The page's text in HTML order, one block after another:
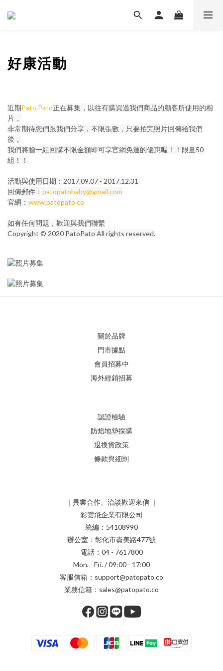
好康活動
近期Pato.Pato正在募集，以往有購買過我們商品的顧客所使用的相
片，
非常期待您們跟我們分享，不限張數，只要拍完照片回傳給我們
後，
我們將贈一組回購不限金額即可享官網免運的優惠喔！！限量50
組！！
活動與使用日期：2017.09.07 - 2017.12.31
回傳郵件： patopatobaby@gmail.com
官網： www.patopato.co
如有任何問題，歡迎與我們聯繫
Copyright © 2020 PatoPato All rights reserved.
關於品牌
門市據點
會員招募中
海外經銷招募
認證檢驗
防焰地墊採購
退換貨政策
條款與細則
｜異業合作、洽談歡迎來信 ｜
彩雲飛企業有限公司
統編：54108990
辦公室：彰化市崙美路477號
電話：04 - 7617800
Mon. - Fri. / 09:00 - 17:00
客服信箱：support@patopato.co
業務信箱：sales@patopato.co